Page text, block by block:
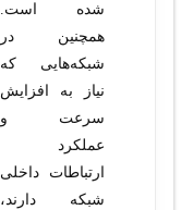
شده است.
همچنین در
شبکه‌هایی که
نیاز به افزایش
سرعت و
عملکرد
ارتباطات داخلی
شبکه دارند،